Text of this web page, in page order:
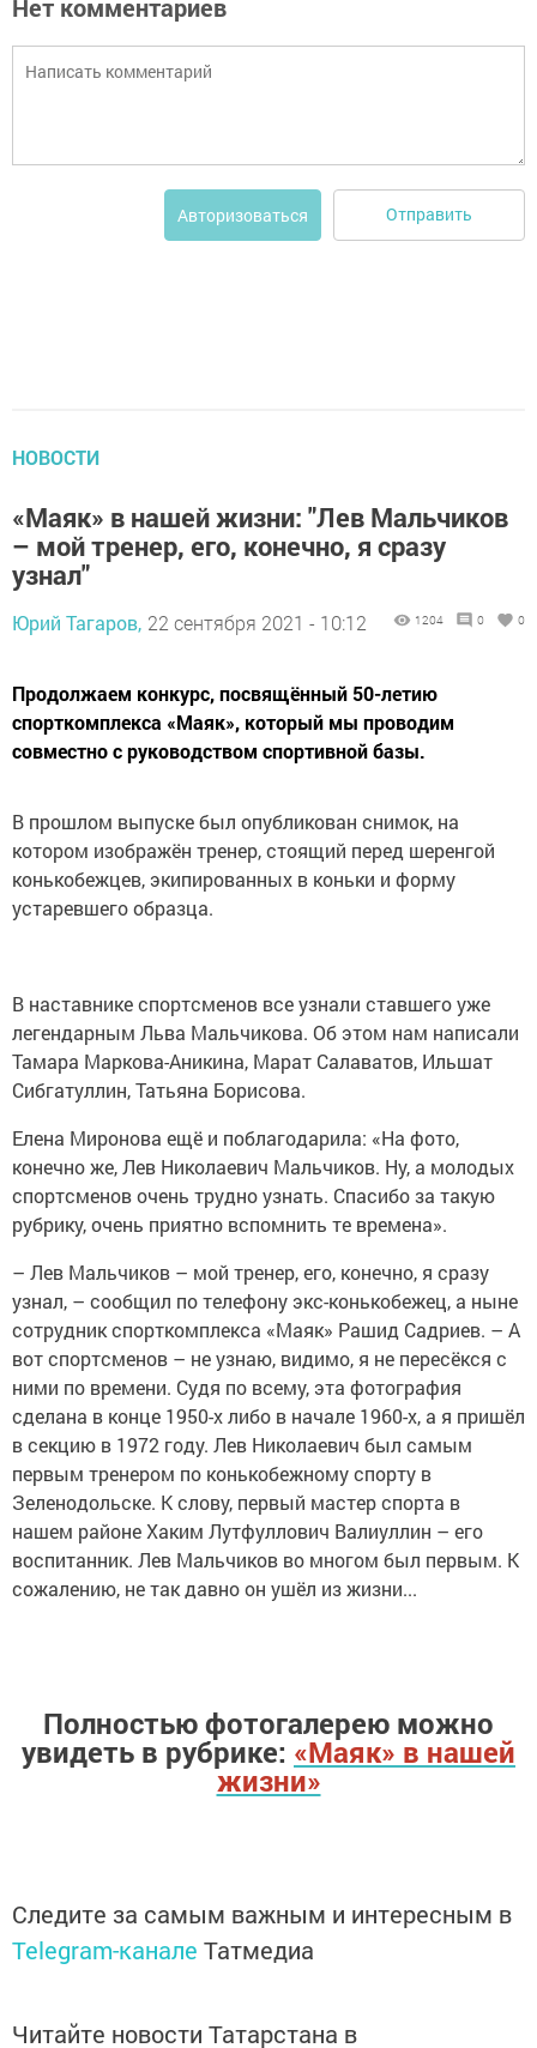
Нет комментариев
Авторизоваться Отправить
НОВОСТИ
«Маяк» в нашей жизни: "Лев Мальчиков
– мой тренер, его, конечно, я сразу
узнал"
Юрий Тагаров, 22 сентября 2021 - 10:12 1204 0 0
Продолжаем конкурс, посвящённый 50-летию
спорткомплекса «Маяк», который мы проводим
совместно с руководством спортивной базы.
В прошлом выпуске был опубликован снимок, на
котором изображён тренер, стоящий перед шеренгой
конькобежцев, экипированных в коньки и форму
устаревшего образца.
В наставнике спортсменов все узнали ставшего уже
легендарным Льва Мальчикова. Об этом нам написали
Тамара Маркова-Аникина, Марат Салаватов, Ильшат
Сибгатуллин, Татьяна Борисова.
Елена Миронова ещё и поблагодарила: «На фото,
конечно же, Лев Николаевич Мальчиков. Ну, а молодых
спортсменов очень трудно узнать. Спасибо за такую
рубрику, очень приятно вспомнить те времена».
– Лев Мальчиков – мой тренер, его, конечно, я сразу
узнал, – сообщил по телефону экс-конькобежец, а ныне
сотрудник спорткомплекса «Маяк» Рашид Садриев. – А
вот спортсменов – не узнаю, видимо, я не пересёкся с
ними по времени. Судя по всему, эта фотография
сделана в конце 1950-х либо в начале 1960-х, а я пришёл
в секцию в 1972 году. Лев Николаевич был самым
первым тренером по конькобежному спорту в
Зеленодольске. К слову, первый мастер спорта в
нашем районе Хаким Лутфуллович Валиуллин – его
воспитанник. Лев Мальчиков во многом был первым. К
сожалению, не так давно он ушёл из жизни...
Полностью фотогалерею можно
увидеть в рубрике: «Маяк» в нашей
жизни»
Следите за самым важным и интересным в
Telegram-канале Татмедиа
Читайте новости Татарстана в